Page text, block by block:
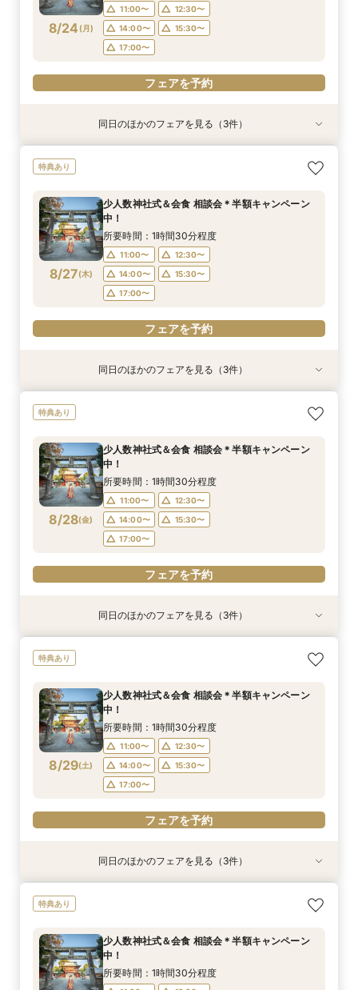
17:00〜
フェアを予約
17:00〜
フェアを予約
フェアを予約
8/24 (月)
11:00〜
12:30〜
14:00〜
15:30〜
17:00〜
フェアを予約
8/24(月)
【少人数専門】家族に感謝を伝える結婚式＆会食
14:00〜
15:30〜
17:00〜
フェアを予約
8/24(月)
14:00〜
15:30〜
17:00〜
フェアを予約
8/24(月)
大人気！リゾートウエディング相談会（沖縄、北
フェアを予約
同日のほかのフェアを見る（3件）
特典あり
8/27(木)
少人数神社式＆会食 相談会＊半額キャンペーン
中！
所要時間：1時間30分程度
11:00〜
12:30〜
14:00〜
15:30〜
17:00〜
フェアを予約
8/27(木)
【少人数専門】家族に感謝を伝える結婚式＆会食
14:00〜
15:30〜
17:00〜
フェアを予約
8/27(木)
14:00〜
15:30〜
17:00〜
フェアを予約
8/27(木)
大人気！リゾートウエディング相談会（沖縄、北
フェアを予約
同日のほかのフェアを見る（3件）
特典あり
8/28(金)
少人数神社式＆会食 相談会＊半額キャンペーン
中！
所要時間：1時間30分程度
11:00〜
12:30〜
14:00〜
15:30〜
17:00〜
フェアを予約
8/28(金)
【少人数専門】家族に感謝を伝える結婚式＆会食
14:00〜
15:30〜
17:00〜
フェアを予約
8/28(金)
14:00〜
15:30〜
17:00〜
フェアを予約
8/28(金)
大人気！リゾートウエディング相談会（沖縄、北
フェアを予約
同日のほかのフェアを見る（3件）
特典あり
8/29(土)
少人数神社式＆会食 相談会＊半額キャンペーン
中！
所要時間：1時間30分程度
11:00〜
12:30〜
14:00〜
15:30〜
17:00〜
フェアを予約
8/29(土)
【少人数専門】家族に感謝を伝える結婚式＆会食
14:00〜
15:30〜
8/29(土)
14:00〜
15:30〜
8/29(土)
大人気！リゾートウエディング相談会（沖縄、北
同日のほかのフェアを見る（3件）
特典あり
少人数神社式＆会食 相談会＊半額キャンペーン
中！
所要時間：1時間30分程度